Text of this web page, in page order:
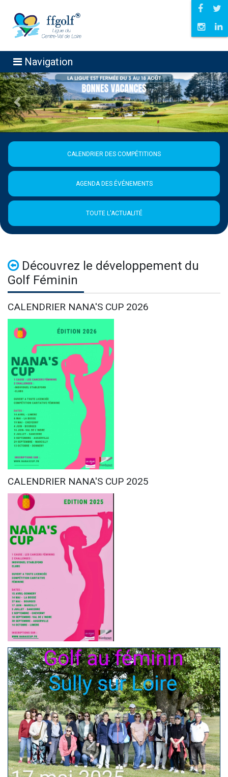
Navigation
Précédent
CALENDRIER DES COMPÉTITIONS
AGENDA DES ÉVÉNEMENTS
TOUTE L'ACTUALITÉ
Découvrez le développement du
Golf Féminin
CALENDRIER NANA'S CUP 2026
CALENDRIER NANA'S CUP 2025